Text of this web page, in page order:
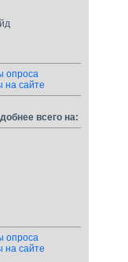
опроса
на сайте
всего на:
опроса
на сайте